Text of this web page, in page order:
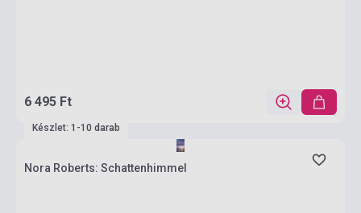
6 495 Ft
Készlet: 1-10 darab
Nora Roberts: Schattenhimmel